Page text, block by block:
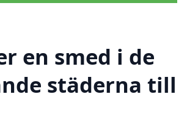
en smed i de
städerna till